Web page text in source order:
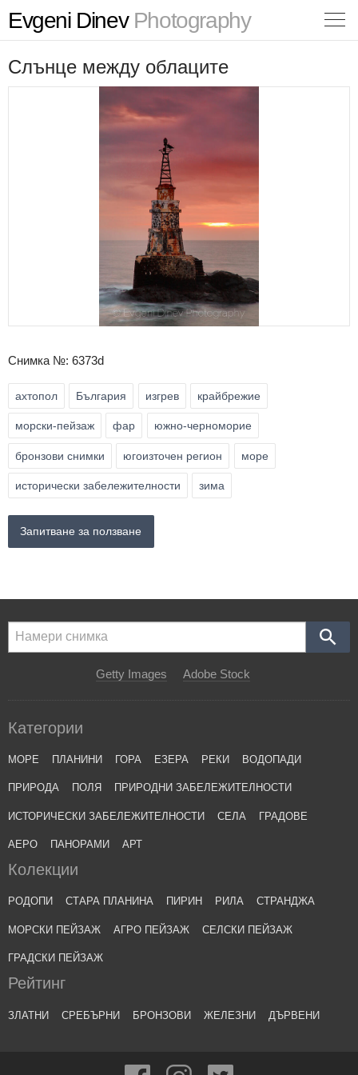
Evgeni DinevPhotography
Слънце между облаците
Снимка №: 6373d
ахтопол България изгрев крайбрежие
морски-пейзаж фар южно-черноморие
бронзови снимки югоизточен регион море
исторически забележителности зима
Запитване за ползване
Getty Images Adobe Stock
Категории
МОРЕ ПЛАНИНИ ГОРА ЕЗЕРА РЕКИ ВОДОПАДИ
ПРИРОДА ПОЛЯ ПРИРОДНИ ЗАБЕЛЕЖИТЕЛНОСТИ
ИСТОРИЧЕСКИ ЗАБЕЛЕЖИТЕЛНОСТИ СЕЛА ГРАДОВЕ
АЕРО ПАНОРАМИ АРТ
Колекции
РОДОПИ СТАРА ПЛАНИНА ПИРИН РИЛА СТРАНДЖА
МОРСКИ ПЕЙЗАЖ АГРО ПЕЙЗАЖ СЕЛСКИ ПЕЙЗАЖ
ГРАДСКИ ПЕЙЗАЖ
Рейтинг
ЗЛАТНИ СРЕБЪРНИ БРОНЗОВИ ЖЕЛЕЗНИ ДЪРВЕНИ